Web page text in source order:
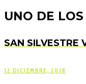
UNO DE
SAN SILVESTRE
12 DICIEMBRE, 2018